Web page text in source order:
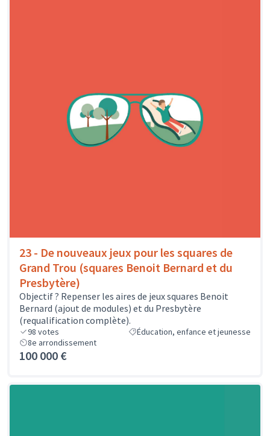
23 - De nouveaux jeux pour les squares de
Grand Trou (squares Benoit Bernard et du
Presbytère)
Objectif ? Repenser les aires de jeux squares Benoit
Bernard (ajout de modules) et du Presbytère
(requalification complète).
98 votes
Éducation, enfance et jeunesse
8e arrondissement
100 000 €